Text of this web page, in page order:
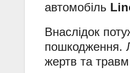
автомобіль
Внаслідок
пошкодження.
жертв та